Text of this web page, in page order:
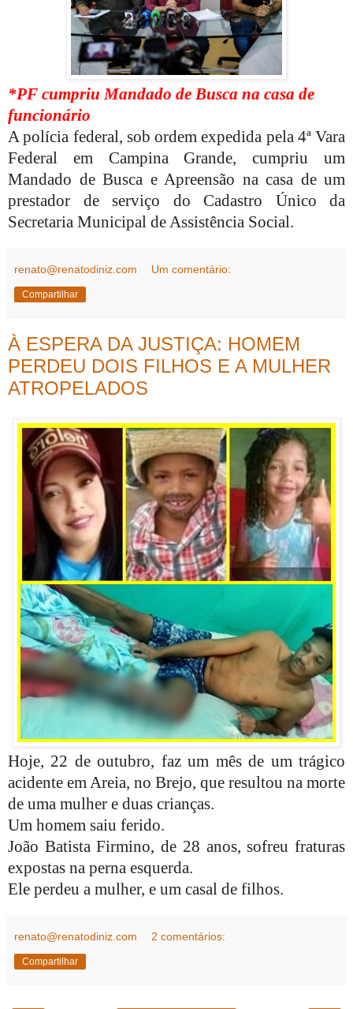
*PF cumpriu Mandado de Busca na casa de
funcionário
A polícia federal, sob ordem expedida pela 4ª Vara
Federal em Campina Grande, cumpriu um
Mandado de Busca e Apreensão na casa de um
prestador de serviço do Cadastro Único da
Secretaria Municipal de Assistência Social.
renato@renatodiniz.com Um comentário:
Compartilhar
À ESPERA DA JUSTIÇA: HOMEM
PERDEU DOIS FILHOS E A MULHER
ATROPELADOS
Hoje, 22 de outubro, faz um mês de um trágico
acidente em Areia, no Brejo, que resultou na morte
de uma mulher e duas crianças.
Um homem saiu ferido.
João Batista Firmino, de 28 anos, sofreu fraturas
expostas na perna esquerda.
Ele perdeu a mulher, e um casal de filhos.
renato@renatodiniz.com 2 comentários:
Compartilhar